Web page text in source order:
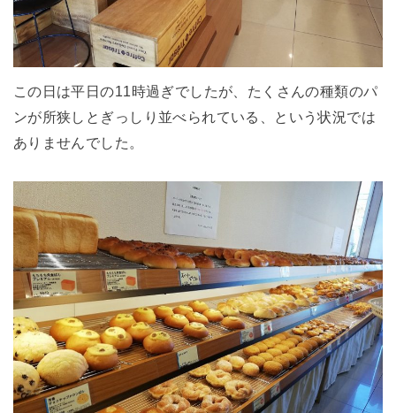
この日は平日の11時過ぎでしたが、たくさんの種類のパ
ンが所狭しとぎっしり並べられている、という状況では
ありませんでした。